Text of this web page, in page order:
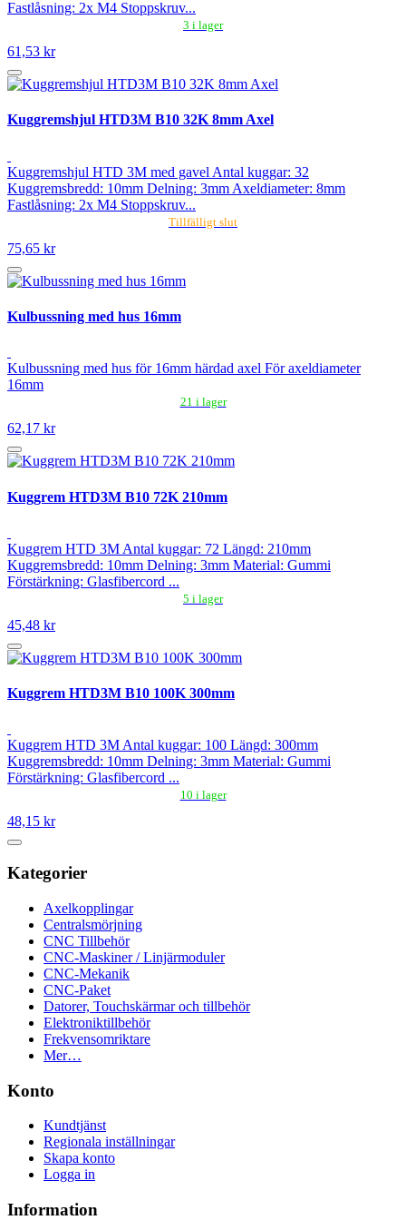
Fastlåsning: 2x M4 Stoppskruv...
3 i lager
61,53 kr
Kuggremshjul HTD3M B10 32K 8mm Axel
Kuggremshjul HTD 3M med gavel Antal kuggar: 32
Kuggremsbredd: 10mm Delning: 3mm Axeldiameter: 8mm
Fastlåsning: 2x M4 Stoppskruv...
Tillfälligt slut
75,65 kr
Kulbussning med hus 16mm
Kulbussning med hus för 16mm härdad axel För axeldiameter
16mm
21 i lager
62,17 kr
Kuggrem HTD3M B10 72K 210mm
Kuggrem HTD 3M Antal kuggar: 72 Längd: 210mm
Kuggremsbredd: 10mm Delning: 3mm Material: Gummi
Förstärkning: Glasfibercord ...
5 i lager
45,48 kr
Kuggrem HTD3M B10 100K 300mm
Kuggrem HTD 3M Antal kuggar: 100 Längd: 300mm
Kuggremsbredd: 10mm Delning: 3mm Material: Gummi
Förstärkning: Glasfibercord ...
10 i lager
48,15 kr
Kategorier
Axelkopplingar
Centralsmörjning
CNC Tillbehör
CNC-Maskiner / Linjärmoduler
CNC-Mekanik
CNC-Paket
Datorer, Touchskärmar och tillbehör
Elektroniktillbehör
Frekvensomriktare
Mer…
Konto
Kundtjänst
Regionala inställningar
Skapa konto
Logga in
Information